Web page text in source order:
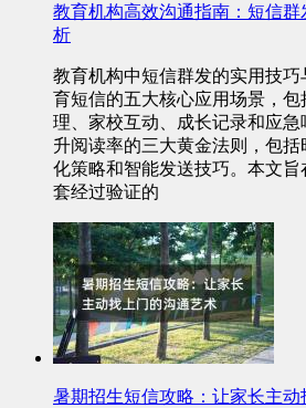
教育机构高效沟通指南：短信
析
教育机构中短信群发的实用技
育短信的五大核心应用场景，
理、家校互动、成长记录和应
升阅读率的三大黄金法则，包
化策略和智能发送技巧。本文
套经过验证的
暑期招生短信攻略：让家长主